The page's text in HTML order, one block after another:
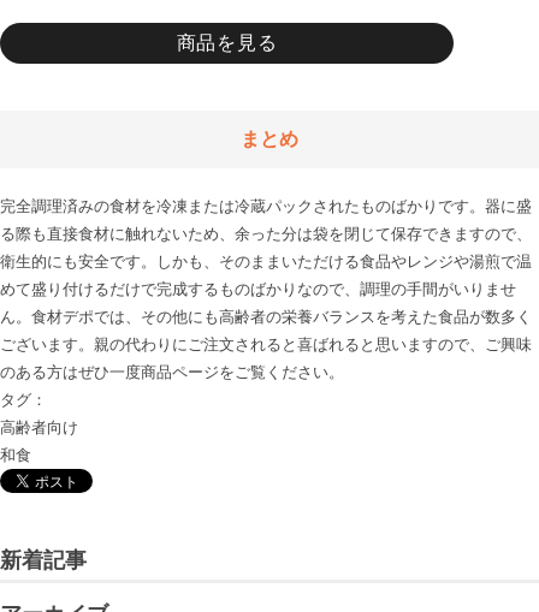
商品を見る
まとめ
完全調理済みの食材を冷凍または冷蔵パックされたものばかりです。器に盛
る際も直接食材に触れないため、余った分は袋を閉じて保存できますので、
衛生的にも安全です。しかも、そのままいただける食品やレンジや湯煎で温
めて盛り付けるだけで完成するものばかりなので、調理の手間がいりませ
ん。食材デポでは、その他にも高齢者の栄養バランスを考えた食品が数多く
ございます。親の代わりにご注文されると喜ばれると思いますので、ご興味
のある方はぜひ一度商品ページをご覧ください。
タグ：
高齢者向け
和食
新着記事